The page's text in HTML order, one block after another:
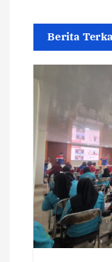
g
a
o
n
Berita